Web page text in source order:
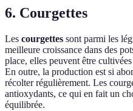
6. Courgettes
Les courgettes sont parmi les
meilleure croissance dans des
place, elles peuvent être
En outre, la production est si
récolter régulièrement. Les
antioxydants, ce qui en fait un
équilibrée.